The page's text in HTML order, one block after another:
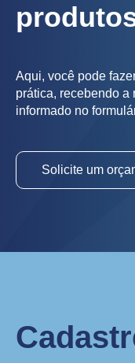
Aqui, você pode
prática, recebendo a
informado no
Solicite um